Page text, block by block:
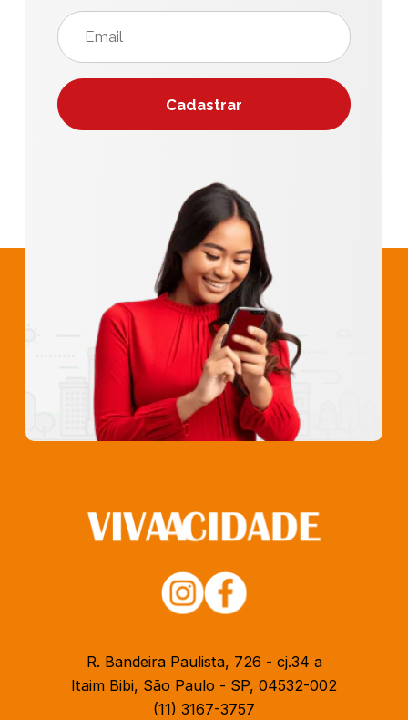
R. Bandeira Paulista, 726 - cj.34 a
Itaim Bibi, São Paulo - SP, 04532-002
(11) 3167-3757